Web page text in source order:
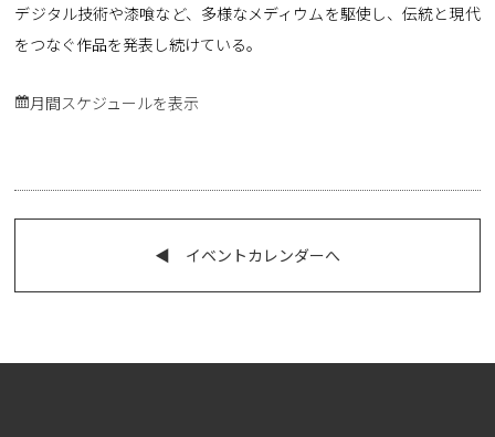
デジタル技術や漆喰など、多様なメディウムを駆使し、伝統と現代
をつなぐ作品を発表し続けている。
月間スケジュールを表示
◀︎ イベントカレンダーへ